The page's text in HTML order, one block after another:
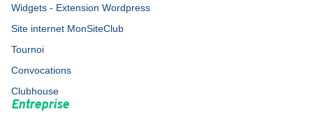
Widgets - Extension Wordpress
Site internet MonSiteClub
Tournoi
Convocations
Clubhouse
Entreprise